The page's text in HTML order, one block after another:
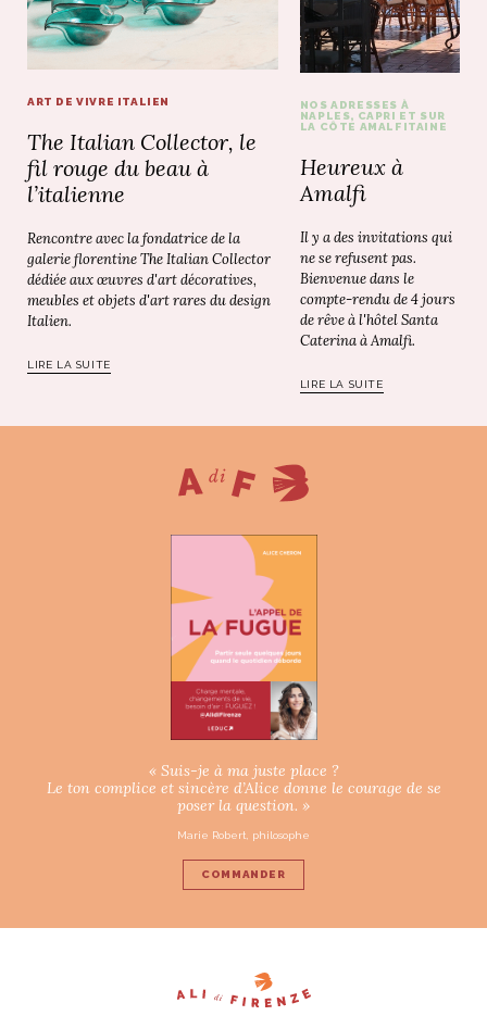
ART DE VIVRE ITALIEN
The Italian Collector, le
fil rouge du beau à
l’italienne
Rencontre avec la fondatrice de la
galerie florentine The Italian Collector
dédiée aux œuvres d'art décoratives,
meubles et objets d'art rares du design
Italien.
LIRE LA SUITE
NOS ADRESSES À
NAPLES, CAPRI ET SUR
LA CÔTE AMALFITAINE
Heureux à
Amalfi
Il y a des invitations qui
ne se refusent pas.
Bienvenue dans le
compte-rendu de 4 jours
de rêve à l'hôtel Santa
Caterina à Amalfi.
LIRE LA SUITE
« Suis-je à ma juste place ?
Le ton complice et sincère d’Alice donne le courage de se
poser la question. »
Marie Robert, philosophe
COMMANDER